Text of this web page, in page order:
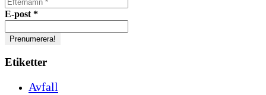
E-post *
Etiketter
Avfall